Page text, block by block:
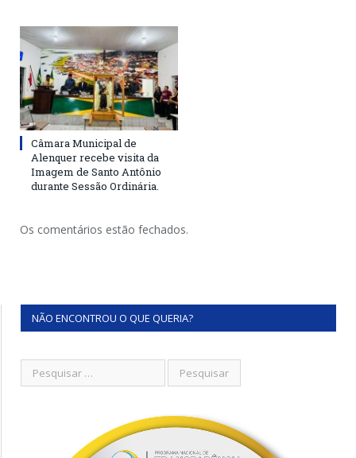
Câmara Municipal de
Alenquer recebe visita da
Imagem de Santo Antônio
durante Sessão Ordinária.
Os comentários estão fechados.
NÃO ENCONTROU O QUE QUERIA?